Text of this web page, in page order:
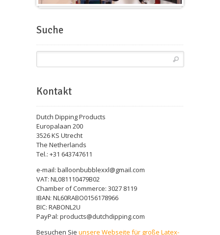
Suche
Kontakt
Dutch Dipping Products
Europalaan 200
3526 KS Utrecht
The Netherlands
Tel.: +31 643747611
e-mail: balloonbubblexxl@gmail.com
VAT: NL081110479B02
Chamber of Commerce: 3027 8119
IBAN: NL60RABO0156178966
BIC: RABONL2U
PayPal: products@dutchdipping.com
Besuchen Sie unsere Webseite für große Latex-